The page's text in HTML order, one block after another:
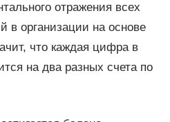
отражения всех
в организации на основе
что каждая цифра в
на два разных счета по